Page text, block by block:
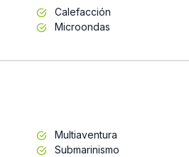
Calefacción
Microondas
Multiaventura
Submarinismo